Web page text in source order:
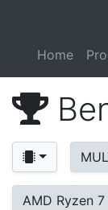
Home
AMD Ryzen